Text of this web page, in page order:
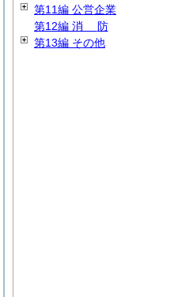
第11編 公営企業
第12編 消 防
第13編 その他